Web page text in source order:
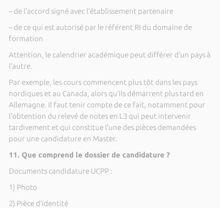
– de l’accord signé avec l’établissement partenaire
– de ce qui est autorisé par le référent RI du domaine de
formation
Attention, le calendrier académique peut différer d’un pays à
l’autre.
Par exemple, les cours commencent plus tôt dans les pays
nordiques et au Canada, alors qu’ils démarrent plus tard en
Allemagne. Il faut tenir compte de ce fait, notamment pour
l’obtention du relevé de notes en L3 qui peut intervenir
tardivement et qui constitue l’une des pièces demandées
pour une candidature en Master.
11. Que comprend le dossier de candidature ?
Documents candidature UCPP :
1) Photo
2) Pièce d’identité